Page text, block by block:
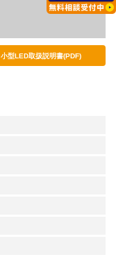
小型LED取扱説明書(PDF)